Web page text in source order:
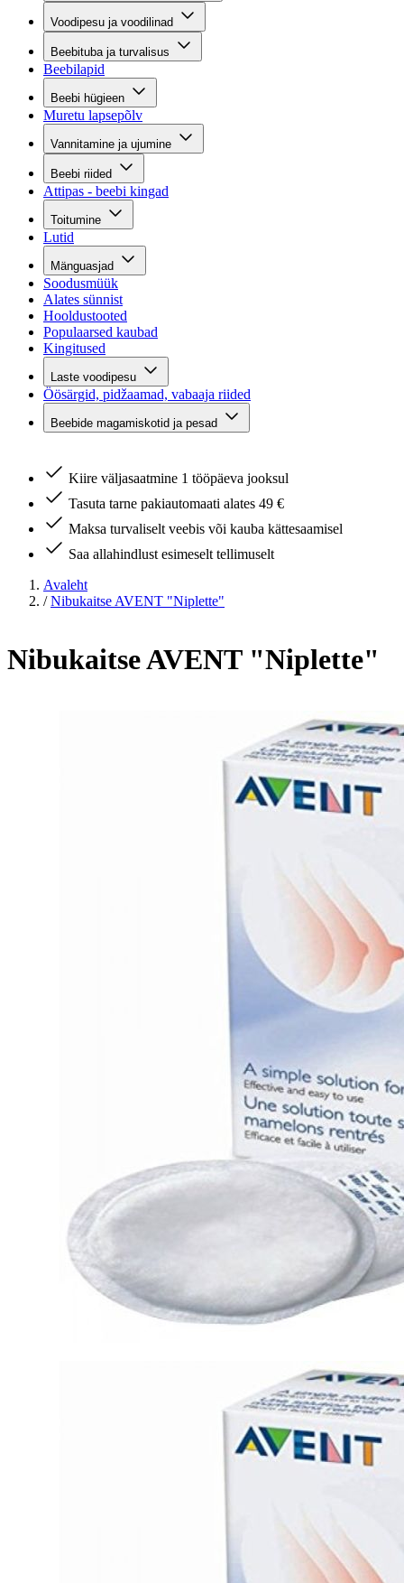
Voodipesu ja voodilinad
Beebituba ja turvalisus
Beebilapid
Beebi hügieen
Muretu lapsepõlv
Vannitamine ja ujumine
Beebi riided
Attipas - beebi kingad
Toitumine
Lutid
Mänguasjad
Soodusmüük
Alates sünnist
Hooldustooted
Populaarsed kaubad
Kingitused
Laste voodipesu
Öösärgid, pidžaamad, vabaaja riided
Beebide magamiskotid ja pesad
Kiire väljasaatmine 1 tööpäeva jooksul
Tasuta tarne pakiautomaati alates 49 €
Maksa turvaliselt veebis või kauba kättesaamisel
Saa allahindlust esimeselt tellimuselt
Avaleht
/ Nibukaitse AVENT "Niplette"
Nibukaitse AVENT "Niplette"